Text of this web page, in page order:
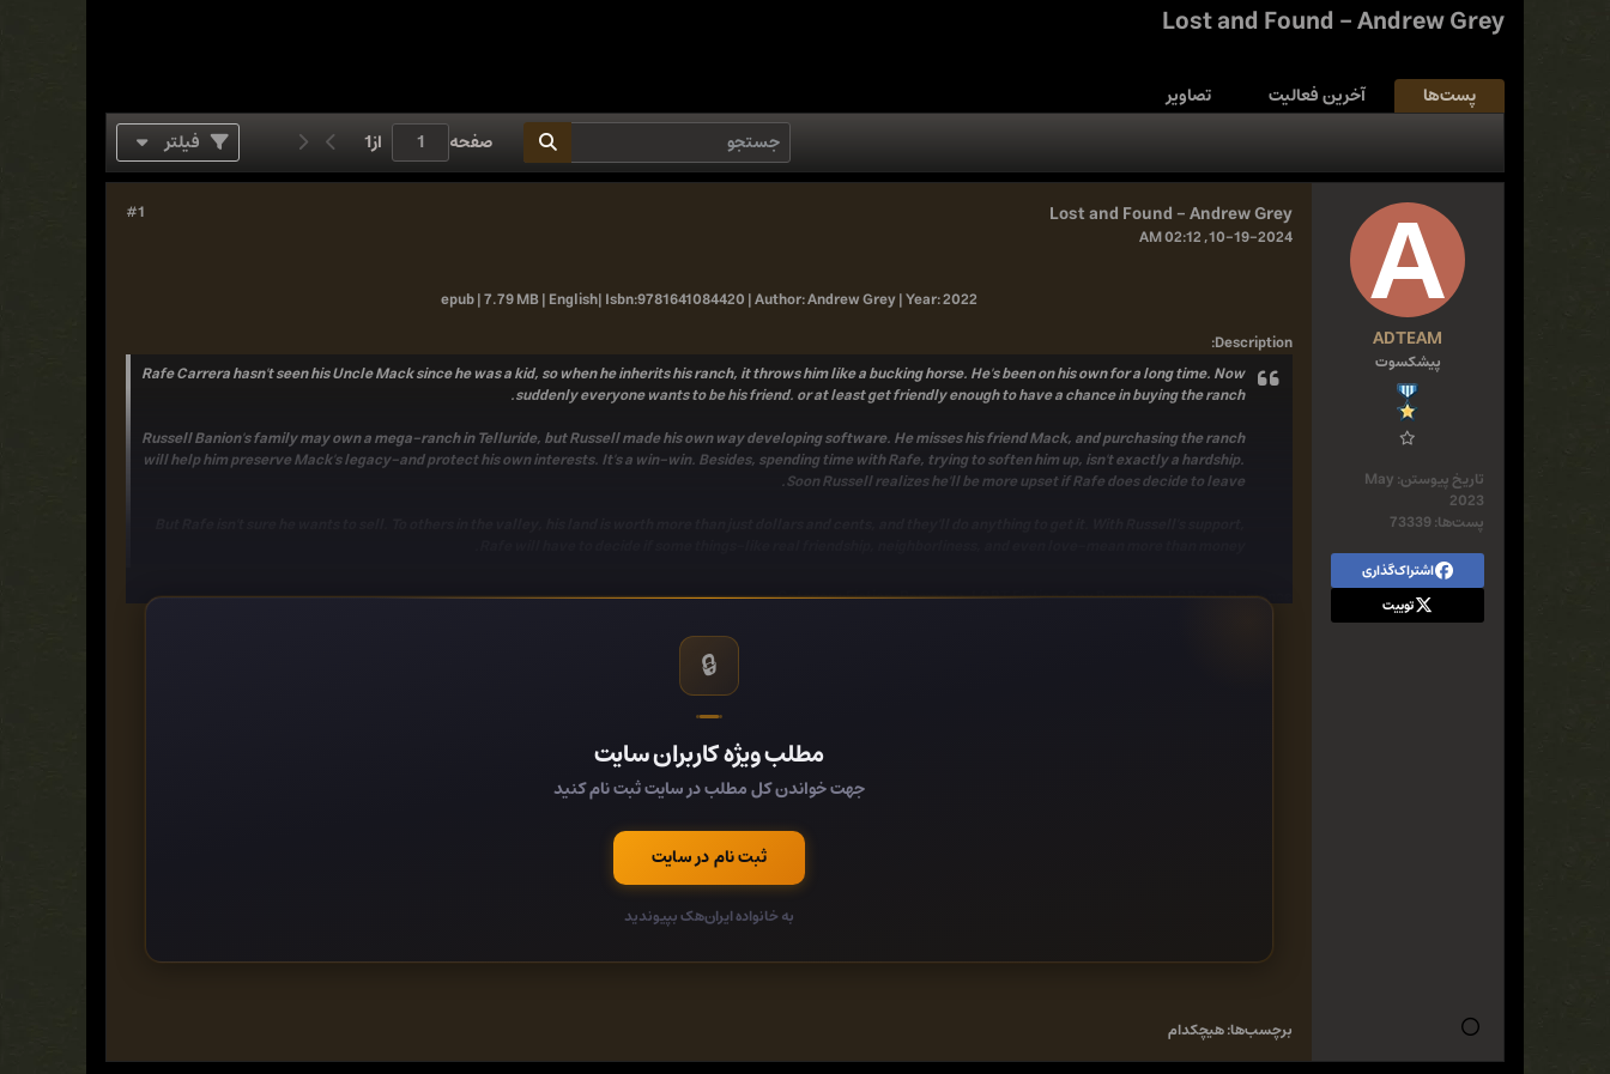
Lost and Found - Andrew Grey
پست‌ها آخرین فعالیت
تصاویر
صفحه
از1 فیلتر
ADTEAM
پیشکسوت
تاریخ پیوستن:May
2023
پست‌ها:73339
اشتراک‌گذاری
توییت
#1 Lost and Found - Andrew Grey
10-19-2024, 02:12 AM
epub | 7.79 MB | English|Isbn:9781641084420 |Author:Andrew Grey |Year:2022
Description
:
Rafe Carrera hasn't seen his Uncle Mack since he was a kid, so when he inherits his ranch, it throws him like a bucking horse. He's been on his own for a long time. Now
suddenly everyone wants to be his friend. or at least get friendly enough to have a chance in buying the ranch.
Russell Banion's family may own a mega-ranch in Telluride, but Russell made his own way developing software. He misses his friend Mack, and purchasing the ranch
will help him preserve Mack's legacy-and protect his own interests. It's a win-win. Besides, spending time with Rafe, trying to soften him up, isn't exactly a hardship.
Soon Russell realizes he'll be more upset if Rafe does decide to leave.
Category:Fiction, Romance, LGBT Fiction, Gay Romance, LGBTQ+ Romance
کد:
کد:
https://rapidgator.net/file/3d50196c34e2c1107a5ec02b58b4cd4c/
کد:
🔒
مطلب ویژه کاربران سایت
جهت خواندن کل مطلب در سایت ثبت نام کنید
ثبت نام در سایت
به خانواده ایران‌هک بپیوندید
برچسب‌ها:هیچکدام